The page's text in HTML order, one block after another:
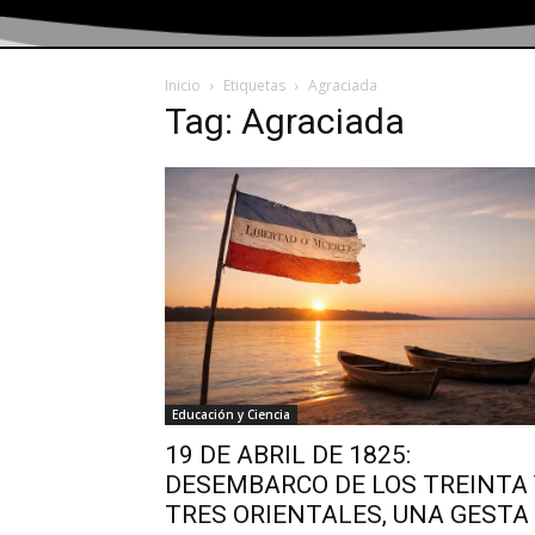
Inicio Etiquetas Agraciada
Tag: Agraciada
Educación y Ciencia
19 DE ABRIL DE 1825:
DESEMBARCO DE LOS TREINTA
TRES ORIENTALES, UNA GESTA